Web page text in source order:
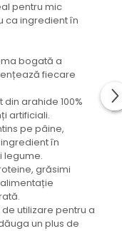
pentru mic
ca ingredient în
bogată a
fiecare
din arahide 100%
artificiali.
pe pâine,
în
legume.
grăsimi
utilizare pentru a
un plus de